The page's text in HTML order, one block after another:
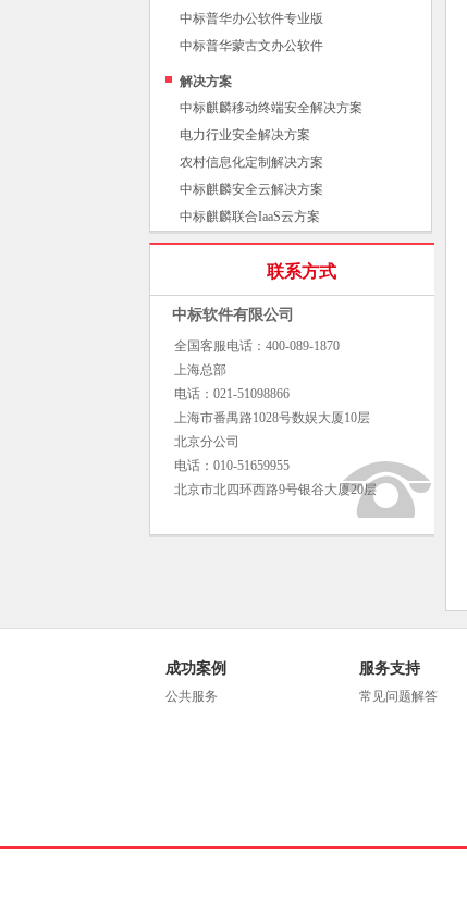
中标普华办公软件专业版
中标普华蒙古文办公软件
解决方案
中标麒麟移动终端安全解决方案
电力行业安全解决方案
农村信息化定制解决方案
中标麒麟安全云解决方案
中标麒麟联合IaaS云方案
联系方式
中标软件有限公司
全国客服电话：400-089-1870
上海总部
电话：021-51098866
上海市番禺路1028号数娱大厦10层
北京分公司
电话：010-51659955
北京市北四环西路9号银谷大厦20层
成功案例
公共服务
服务支持
常见问题解答